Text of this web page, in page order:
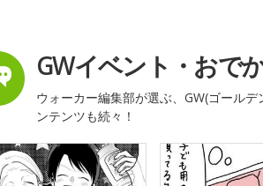
GWイベント・おで
ウォーカー編集部が選ぶ、GW(ゴール
ンテンツも続々！